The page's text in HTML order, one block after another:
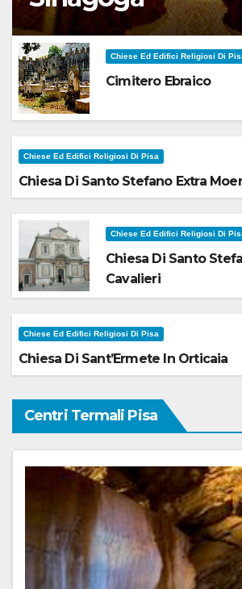
Chiese Ed Edifici Religiosi Di
Cimitero Ebraico
Chiese Ed Edifici Religiosi Di Pisa
Chiesa Di Santo Stefano Extra
Chiese Ed Edifici Religiosi Di
Chiesa Di Santo
Cavalieri
Chiese Ed Edifici Religiosi Di Pisa
Chiesa Di Sant’Ermete In Orticaia
Centri Termali Pisa